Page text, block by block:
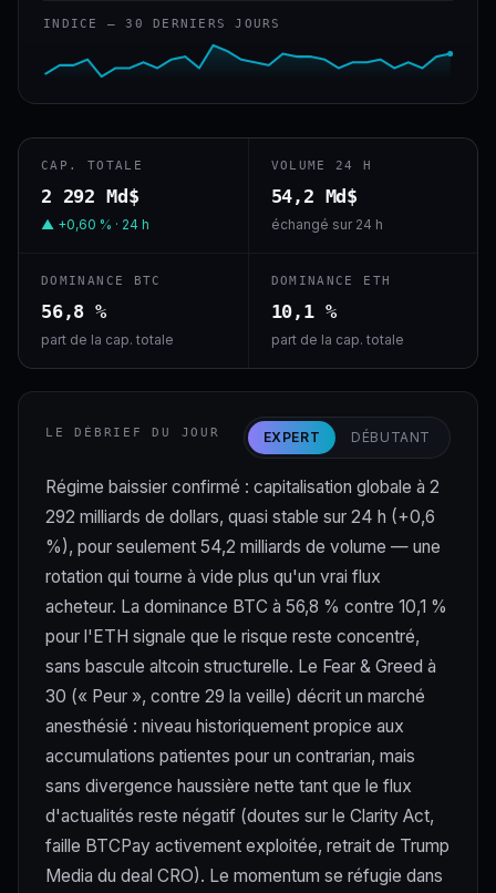
INDICE — 30 DERNIERS JOURS
CAP. TOTALE
2 292 Md$
▲ +0,60 % · 24 h
VOLUME 24 H
54,2 Md$
échangé sur 24 h
DOMINANCE BTC
56,8 %
part de la cap. totale
DOMINANCE ETH
10,1 %
part de la cap. totale
LE DÉBRIEF DU JOUR EXPERT DÉBUTANT
Régime baissier confirmé : capitalisation globale à 2
292 milliards de dollars, quasi stable sur 24 h (+0,6
%), pour seulement 54,2 milliards de volume — une
rotation qui tourne à vide plus qu'un vrai flux
acheteur. La dominance BTC à 56,8 % contre 10,1 %
pour l'ETH signale que le risque reste concentré,
sans bascule altcoin structurelle. Le Fear & Greed à
30 (« Peur », contre 29 la veille) décrit un marché
anesthésié : niveau historiquement propice aux
accumulations patientes pour un contrarian, mais
sans divergence haussière nette tant que le flux
d'actualités reste négatif (doutes sur le Clarity Act,
faille BTCPay activement exploitée, retrait de Trump
Media du deal CRO). Le momentum se réfugie dans